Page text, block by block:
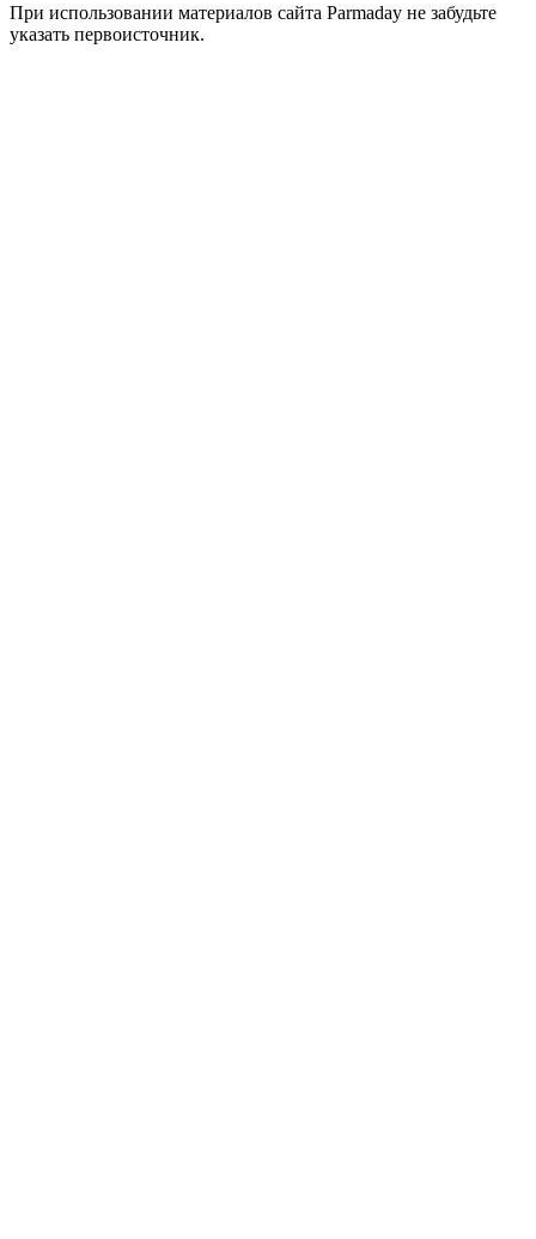
При использовании материалов сайта Parmaday не забудьте
указать первоисточник.